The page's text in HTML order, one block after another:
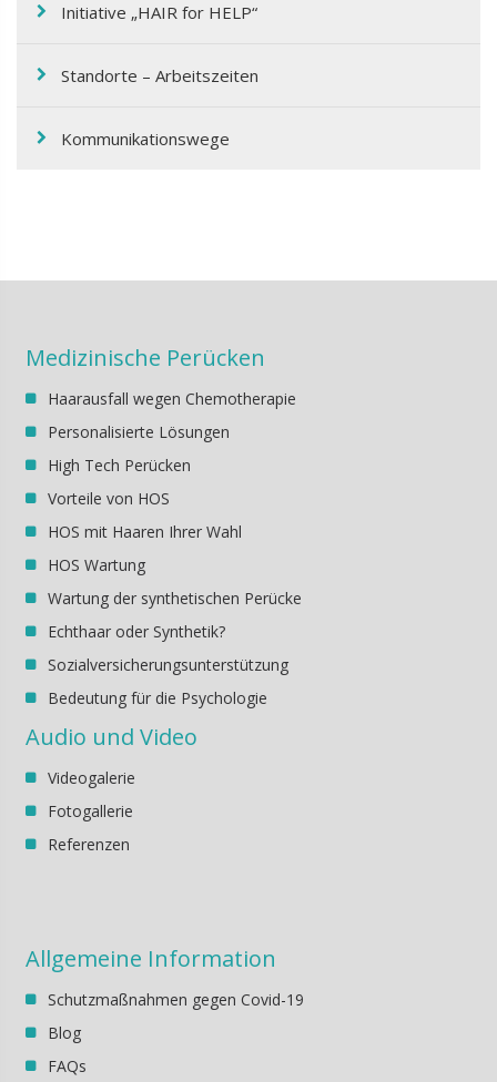
Initiative „HAIR for HELP“
Standorte – Arbeitszeiten
Kommunikationswege
Medizinische Perücken
Haarausfall wegen Chemotherapie
Personalisierte Lösungen
High Tech Perücken
Vorteile von HOS
HOS mit Haaren Ihrer Wahl
HOS Wartung
Wartung der synthetischen Perücke
Echthaar oder Synthetik?
Sozialversicherungsunterstützung
Bedeutung für die Psychologie
Audio und Video
Videogalerie
Fotogallerie
Referenzen
Allgemeine Information
Schutzmaßnahmen gegen Covid-19
Blog
FAQs